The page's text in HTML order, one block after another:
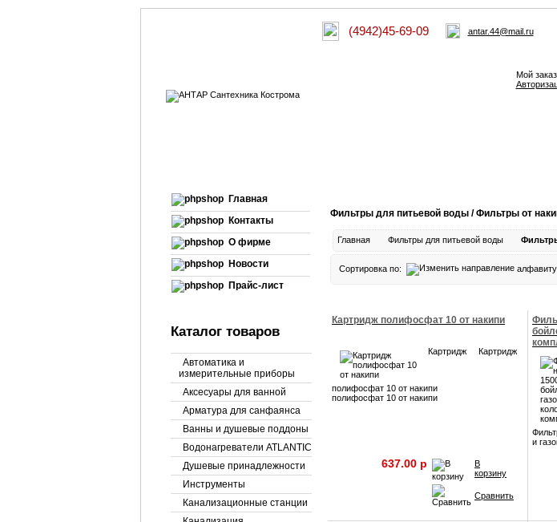
(4942)45-69-09 antar.44@mail.ru
Мой
Главная
Контакты
О фирме
Новости
Прайс-лист
Каталог товаров
Автоматика и
измерительные приборы
Аксесуары для ванной
Арматура для санфаянса
Ванны и душевые поддоны
Водонагреватели ATLANTIC
Душевые принадлежности
Инструменты
Канализационные станции
Фильтры для питьевой воды / Фильтры от
Главная Фильтры для питьевой воды
Сортировка по: алфавиту
Картридж полифосфат 10 от накипи
Картридж
полифосфат 10 от накипи
Картридж
полифосфат 10 от накипи
637.00 p
В
корзину
Сравнить
и